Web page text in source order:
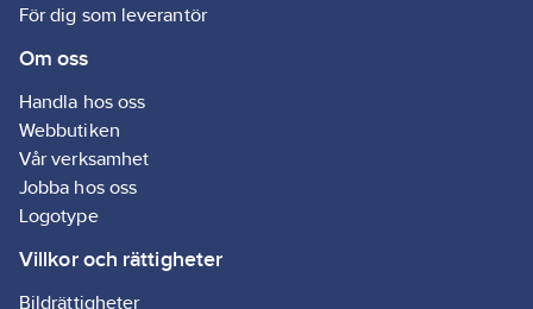
För dig som leverantör
Om oss
Handla hos oss
Webbutiken
Vår verksamhet
Jobba hos oss
Logotype
Villkor och rättigheter
Bildrättigheter